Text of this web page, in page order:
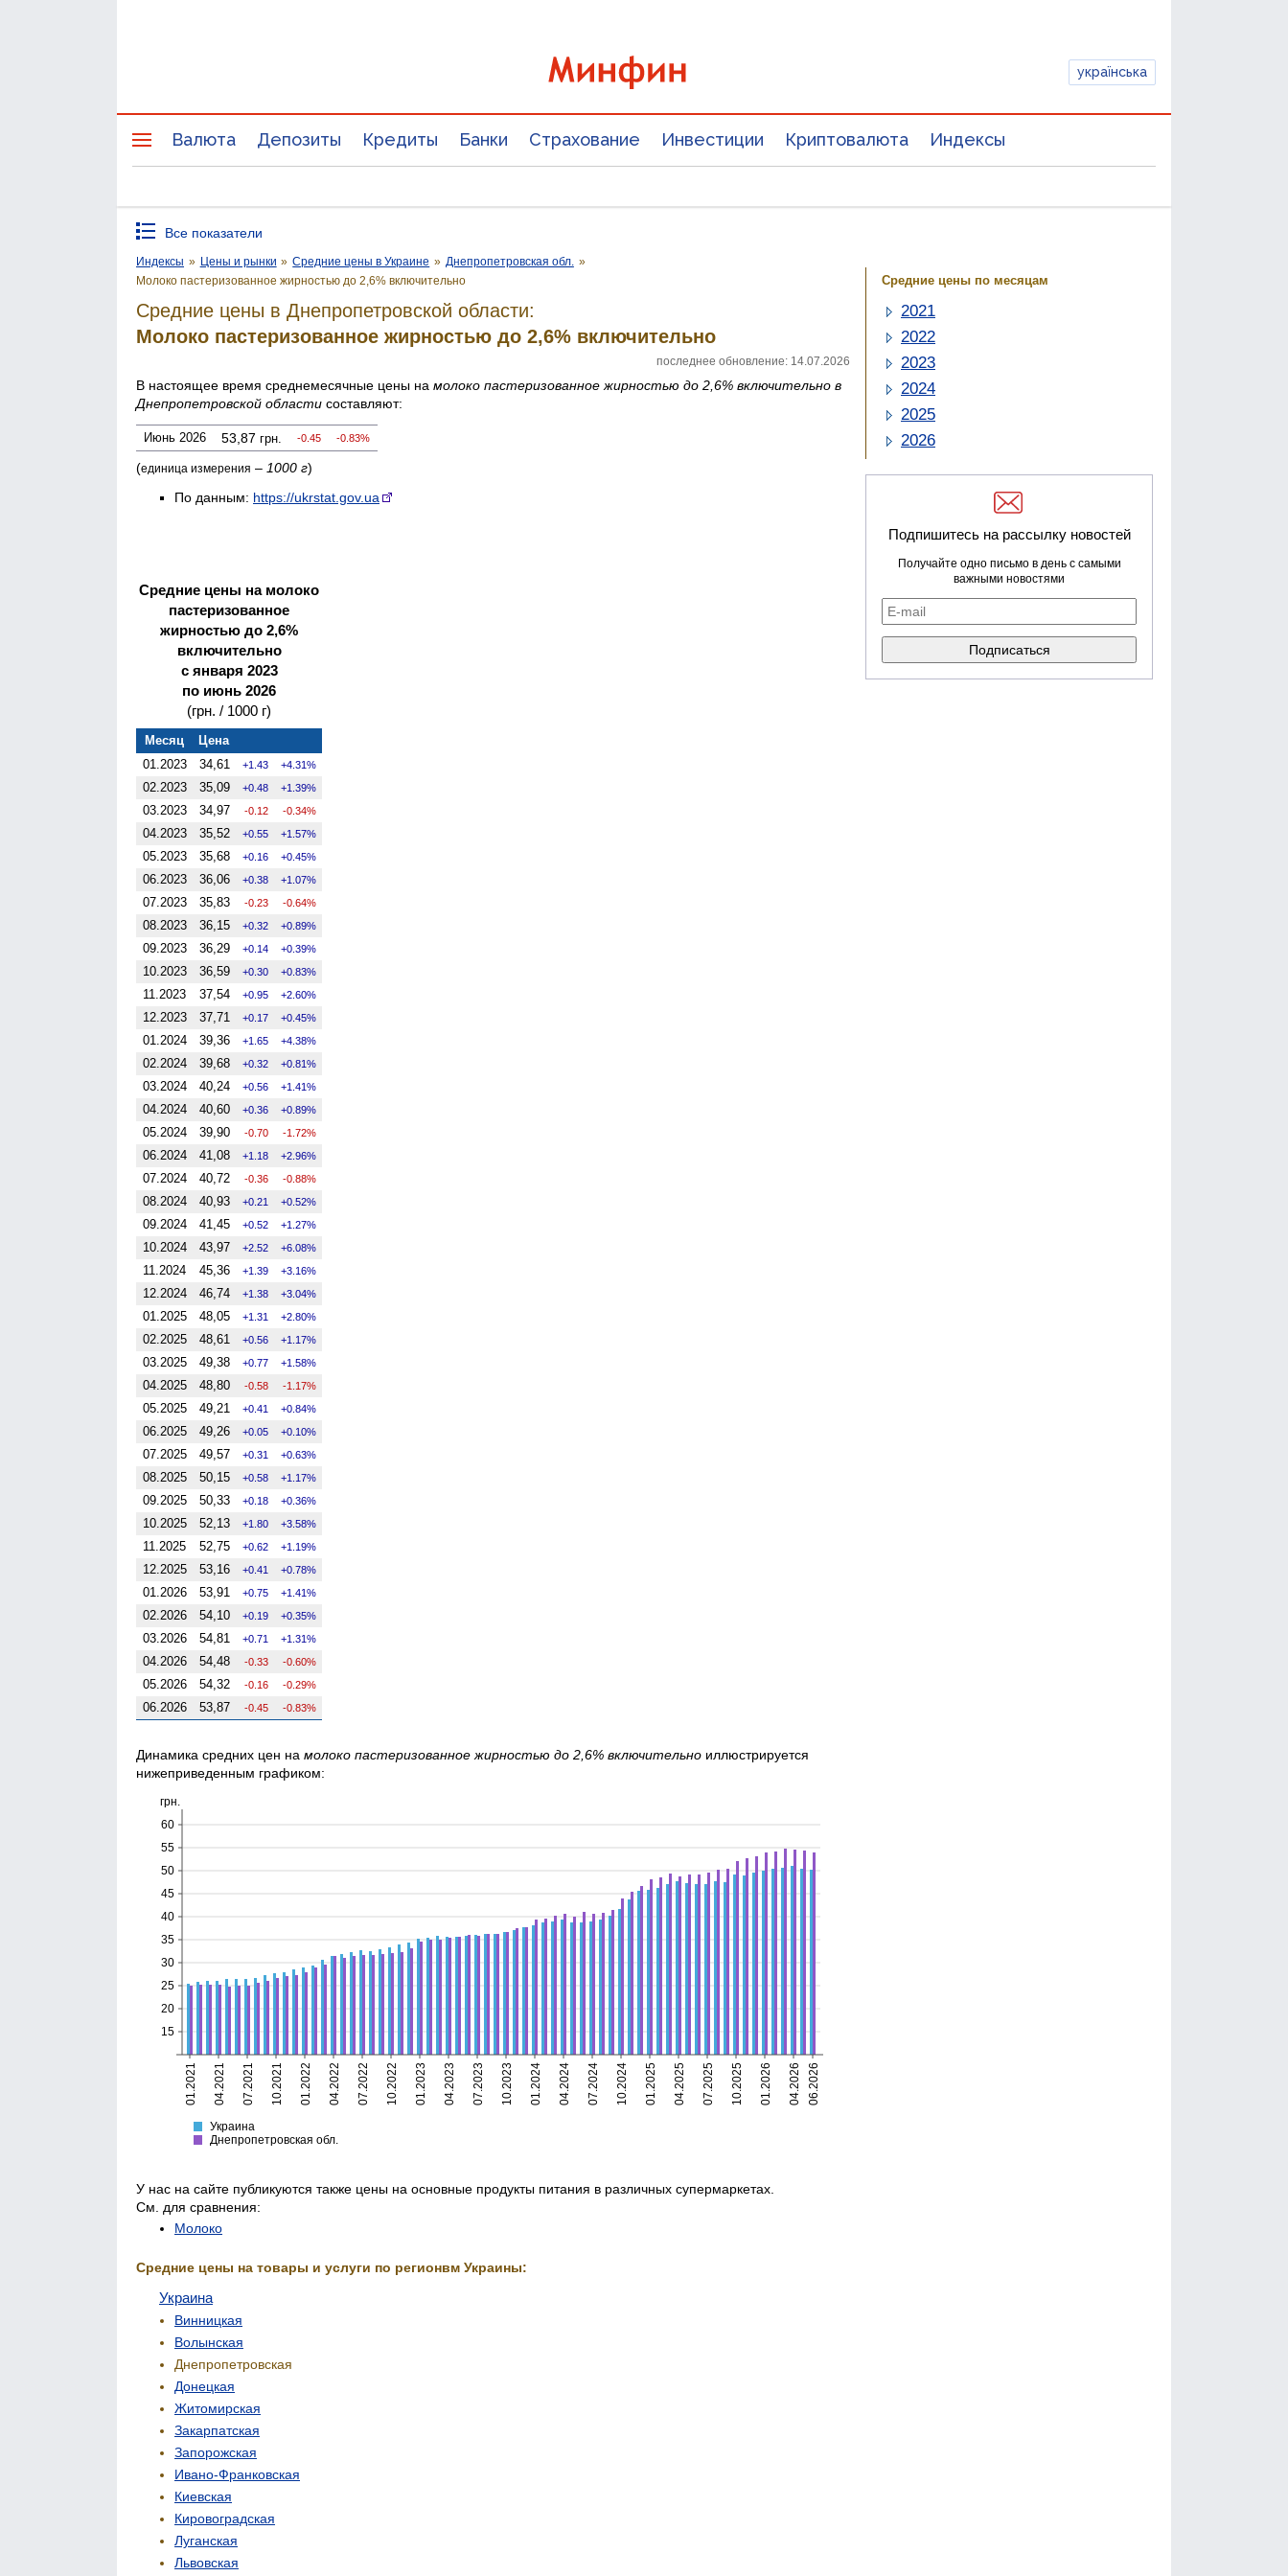
українська
Валюта Депозиты Кредиты Банки Страхование Инвестиции Криптовалюта Индексы
Все показатели
Индексы » Цены и рынки » Средние цены в Украине » Днепропетровская обл. »
Молоко пастеризованное жирностью до 2,6% включительно
Средние цены в Днепропетровской области:
Молоко пастеризованное жирностью до 2,6% включительно
последнее обновление: 14.07.2026
В настоящее время среднемесячные цены на молоко пастеризованное жирностью до 2,6% включительно в
Днепропетровской области составляют:
Июнь 2026 53,87 грн. -0.45 -0.83%
(единица измерения – 1000 г)
По данным: https://ukrstat.gov.ua
Средние цены на молоко
пастеризованное
жирностью до 2,6%
включительно
с января 2023
по июнь 2026
(грн. / 1000 г)
Месяц
Цена
01.2023
34,61 1.43 4.31%
02.2023 35,09 0.48 1.39%
03.2023 34,97 -0.12 -0.34%
04.2023 35,52 0.55 1.57%
05.2023 35,68 0.16 0.45%
06.2023 36,06 0.38 1.07%
07.2023 35,83 -0.23 -0.64%
08.2023 36,15 0.32 0.89%
09.2023 36,29 0.14 0.39%
10.2023 36,59 0.30 0.83%
11.2023 37,54 0.95 2.60%
12.2023 37,71 0.17 0.45%
01.2024 39,36 1.65 4.38%
02.2024 39,68 0.32 0.81%
03.2024 40,24 0.56 1.41%
04.2024 40,60 0.36 0.89%
05.2024 39,90 -0.70 -1.72%
06.2024 41,08 1.18 2.96%
07.2024 40,72 -0.36 -0.88%
08.2024 40,93 0.21 0.52%
09.2024 41,45 0.52 1.27%
10.2024 43,97 2.52 6.08%
11.2024 45,36 1.39 3.16%
12.2024 46,74 1.38 3.04%
01.2025 48,05 1.31 2.80%
02.2025 48,61 0.56 1.17%
03.2025 49,38 0.77 1.58%
04.2025 48,80 -0.58 -1.17%
05.2025 49,21 0.41 0.84%
06.2025 49,26 0.05 0.10%
07.2025 49,57 0.31 0.63%
08.2025 50,15 0.58 1.17%
09.2025 50,33 0.18 0.36%
10.2025 52,13 1.80 3.58%
11.2025 52,75 0.62 1.19%
12.2025 53,16 0.41 0.78%
01.2026 53,91 0.75 1.41%
02.2026 54,10 0.19 0.35%
03.2026 54,81 0.71 1.31%
04.2026 54,48 -0.33 -0.60%
05.2026 54,32 -0.16 -0.29%
06.2026 53,87 -0.45 -0.83%
Динамика средних цен на молоко пастеризованное жирностью до 2,6% включительно иллюстрируется
нижеприведенным графиком:
Украина
Днепропетровская
01.2021 04.2021 07.2021 10.2021 01.2022 04.2022 07.2022 10.2022 01.2023 04.2023 07.2023 10.2023 01.2024 04.2024 07.2024 10.2024 01.2025 04.2025 07.2025 10.2025 01.2026 04.2026 06.2026
15
20
25
30
35
40
45
50
55
60
грн.
Украина
Днепропетровская обл.
У нас на сайте публикуются также цены на основные продукты питания в различных супермаркетах.
См. для сравнения:
Молоко
Средние цены на товары и услуги по регионвм Украины:
Украина
Винницкая
Волынская
Днепропетровская
Донецкая
Житомирская
Закарпатская
Запорожская
Ивано-Франковская
Киевская
Кировоградская
Луганская
Львовская
Средние цены по месяцам
2021
2022
2023
2024
2025
2026
Подпишитесь на рассылку новостей
Получайте одно письмо в день с самыми
важными новостями